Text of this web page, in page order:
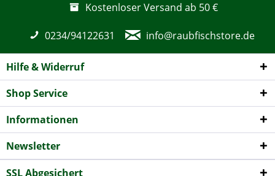
Kostenloser Versand ab 50 €
0234/94122631 info@raubfischstore.de
Hilfe & Widerruf
Shop Service
Informationen
Newsletter
SSL Abgesichert